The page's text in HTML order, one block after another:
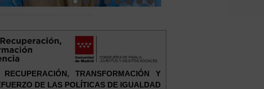
TRANSFORMACIÓN Y
DE LAS POLÍTICAS DE IGUALDAD